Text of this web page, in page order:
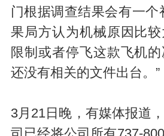
门根据调查结果会有一个
果局方认为机械原因比
限制或者停飞这款飞机
还没有相关的文件出台。”
3月21日晚，有媒体报道